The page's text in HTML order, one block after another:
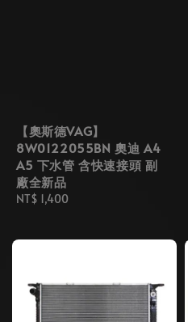
【奧斯德VAG】
8W0122055BN 奧迪 A4
A5 下水管 含快速接頭 副
廠全新品
Regular
NT$ 1,400